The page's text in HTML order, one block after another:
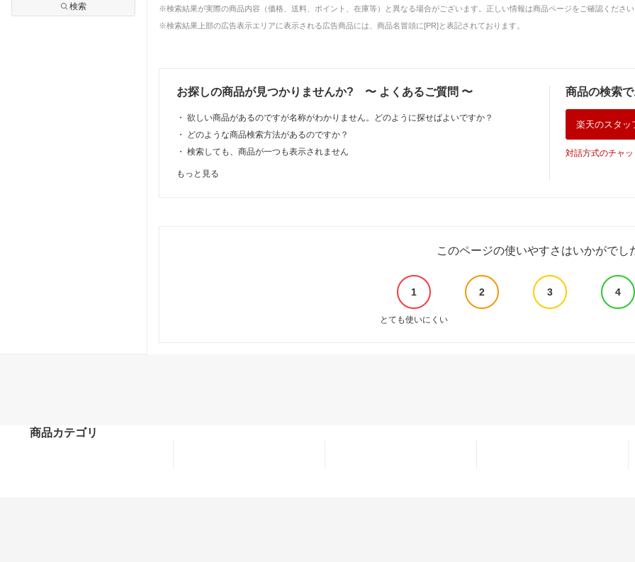
検索
※検索結果が実際の商品内容（価格、送料、ポイント、在庫等）と異なる場合がございます。正しい情報は商品ページをご確認ください
※検索結果上部の広告表示エリアに表示される広告商品には、商品名冒頭に[PR]と表記されております。
お探しの商品が見つかりませんか? 〜 よくあるご質問 〜
・ 欲しい商品があるのですが名称がわかりません。どのように探せばよいですか？
・
どのような商品検索方法があるのですか？
・ 検索しても、商品が一つも表示されません
もっと見る
商品の検索
楽天のスタッ
対話方式のチャッ
このページの使いやすさはいかがでし
1 2 3 4
とても使いにくい
商品カテゴリ